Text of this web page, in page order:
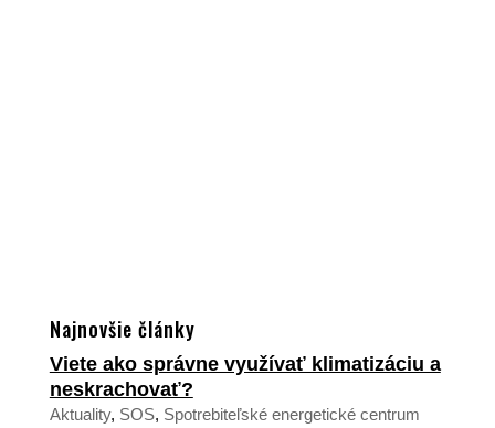
Najnovšie články
Viete ako správne využívať klimatizáciu a
neskrachovať?
Aktuality, SOS, Spotrebiteľské energetické centrum